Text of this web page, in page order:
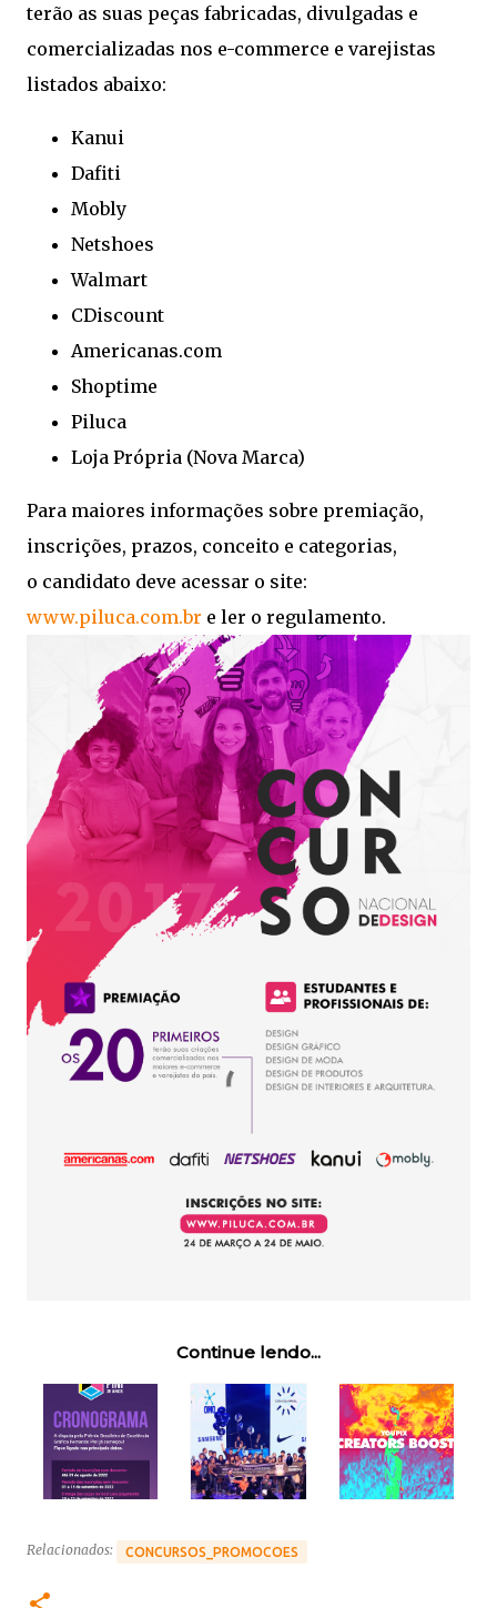
terão as suas peças fabricadas, divulgadas e
comercializadas nos e-commerce e varejistas
listados abaixo:
Kanui
Dafiti
Mobly
Netshoes
Walmart
CDiscount
Americanas.com
Shoptime
Piluca
Loja Própria (Nova Marca)
Para maiores informações sobre premiação,
inscrições, prazos, conceito e categorias,
o candidato deve acessar o site:
www.piluca.com.br e ler o regulamento.
Continue lendo...
Relacionados: CONCURSOS_PROMOCOES